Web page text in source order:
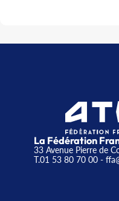
La Fédération
33 Avenue Pierre de
T.01 53 80 70 00-